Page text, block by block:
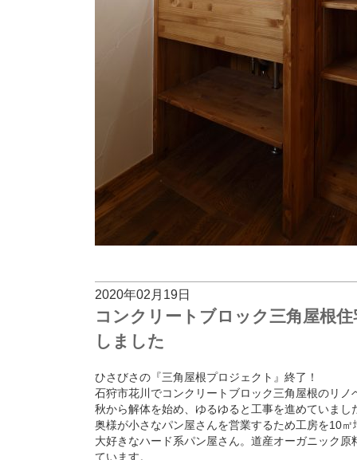
2020年02月19日
コンクリートブロック三角屋根
しました
ひさびさの『三角屋根プロジェクト』終了！
石狩市花川でコンクリートブロック三角屋根のリ
秋から解体を始め、ゆるゆると工事を進めていまし
奥様が小さなパン屋さんを営業するため工房を10㎡
大好きなハード系パン屋さん。道産オーガニック
ています。